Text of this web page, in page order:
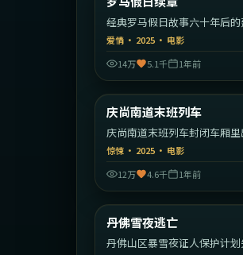
经典罗马假日故事六十年后
旅程。
爱情· 2025· 电影
14万
5.1千 1年前
最新
庆尚南道末班列车
庆尚南道末班列车封闭车厢
序崩塌。
惊悚· 2025· 电影
12万
4.6千 1年前
最新
丹佛雪夜逃亡
丹佛山区暴雪夜证人保护计